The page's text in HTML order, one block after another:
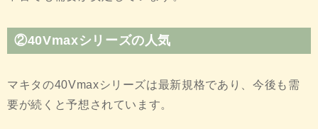
②40Vmaxシリーズの人気
マキタの40Vmaxシリーズは最新規格であり、今後も需
要が続くと予想されています。